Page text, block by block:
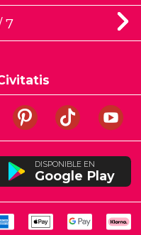
7
DISPONIBLE EN
Google Play